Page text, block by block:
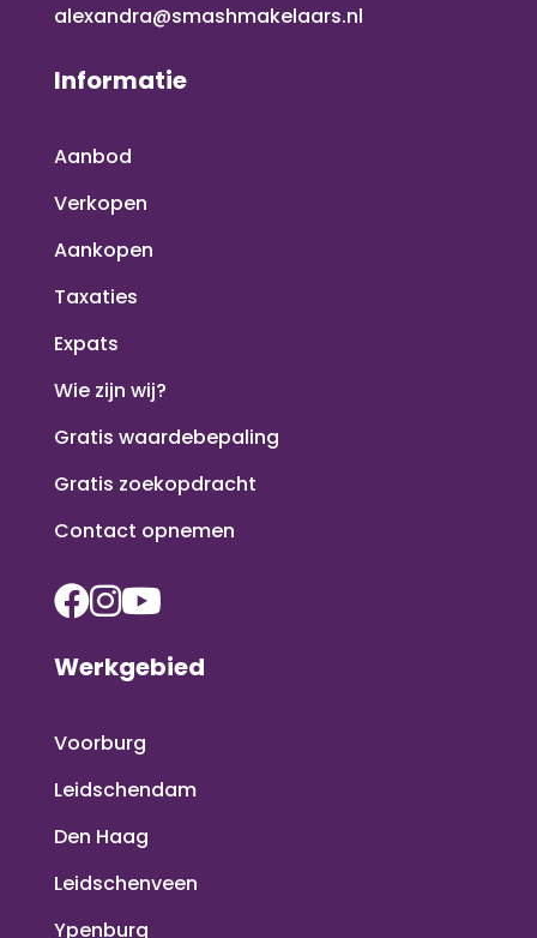
alexandra@smashmakelaars.nl
Informatie
Aanbod
Verkopen
Aankopen
Taxaties
Expats
Wie zijn wij?
Gratis waardebepaling
Gratis zoekopdracht
Contact opnemen
Werkgebied
Voorburg
Leidschendam
Den Haag
Leidschenveen
Ypenburg